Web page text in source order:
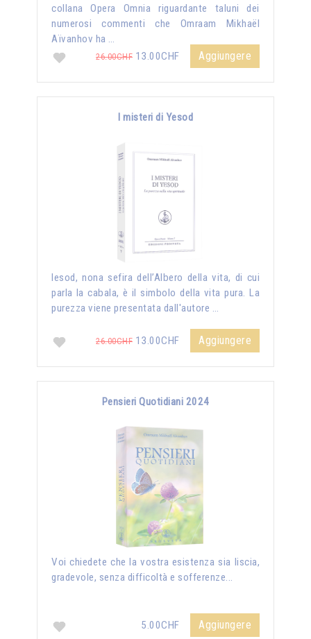
collana Opera Omnia riguardante taluni dei
numerosi commenti che Omraam Mikhaël
Aïvanhov ha …
26.00CHF 13.00CHF Aggiungere
I misteri di Yesod
Iesod, nona sefira dell’Albero della vita, di cui
parla la cabala, è il simbolo della vita pura. La
purezza viene presentata dall'autore …
26.00CHF 13.00CHF Aggiungere
Pensieri Quotidiani 2024
Voi chiedete che la vostra esistenza sia liscia,
gradevole, senza difficoltà e sofferenze...
5.00CHF Aggiungere